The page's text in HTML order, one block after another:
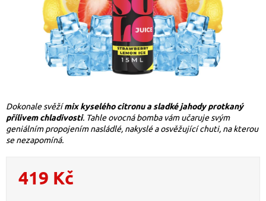
419 Kč
Dokonale svěžímix kyselého citronu a sladké jahody protkaný
přílivem chladivosti. Tahle ovocná bomba vám učaruje svým
geniálním propojením nasládlé, nakyslé a osvěžující chuti, na kterou
se nezapomíná.